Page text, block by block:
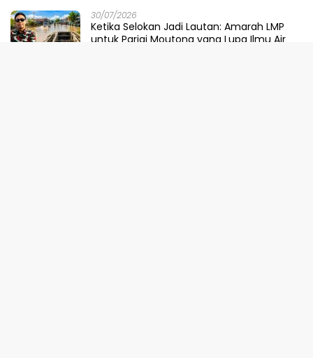
30/07/2026
Ketika Selokan Jadi Lautan: Amarah LMP
untuk Parigi Moutong yang Lupa Ilmu Air